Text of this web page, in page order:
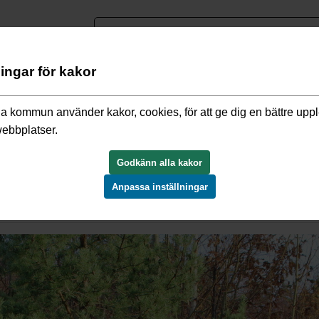
och miljö/Så hämtas matavfallet sommaren 2026
2026
för kakor
kommun använder kakor, cookies, för att ge dig en bättre
Godkänn alla kakor
Anpassa inställningar